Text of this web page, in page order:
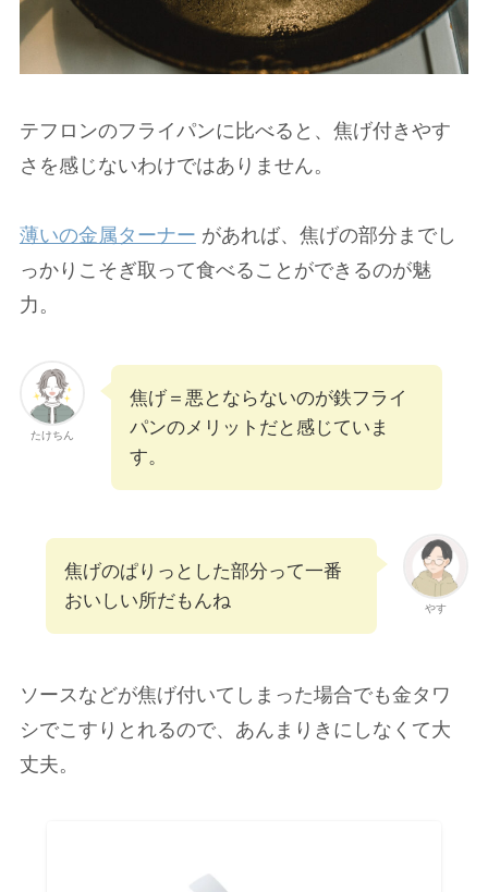
テフロンのフライパンに比べると、焦げ付きやす
さを感じないわけではありません。
薄いの金属ターナー があれば、焦げの部分までし
っかりこそぎ取って食べることができるのが魅
力。
たけちん
焦げ＝悪とならないのが鉄フライ
パンのメリットだと感じていま
す。
やす
焦げのぱりっとした部分って一番
おいしい所だもんね
ソースなどが焦げ付いてしまった場合でも金タワ
シでこすりとれるので、あんまりきにしなくて大
丈夫。